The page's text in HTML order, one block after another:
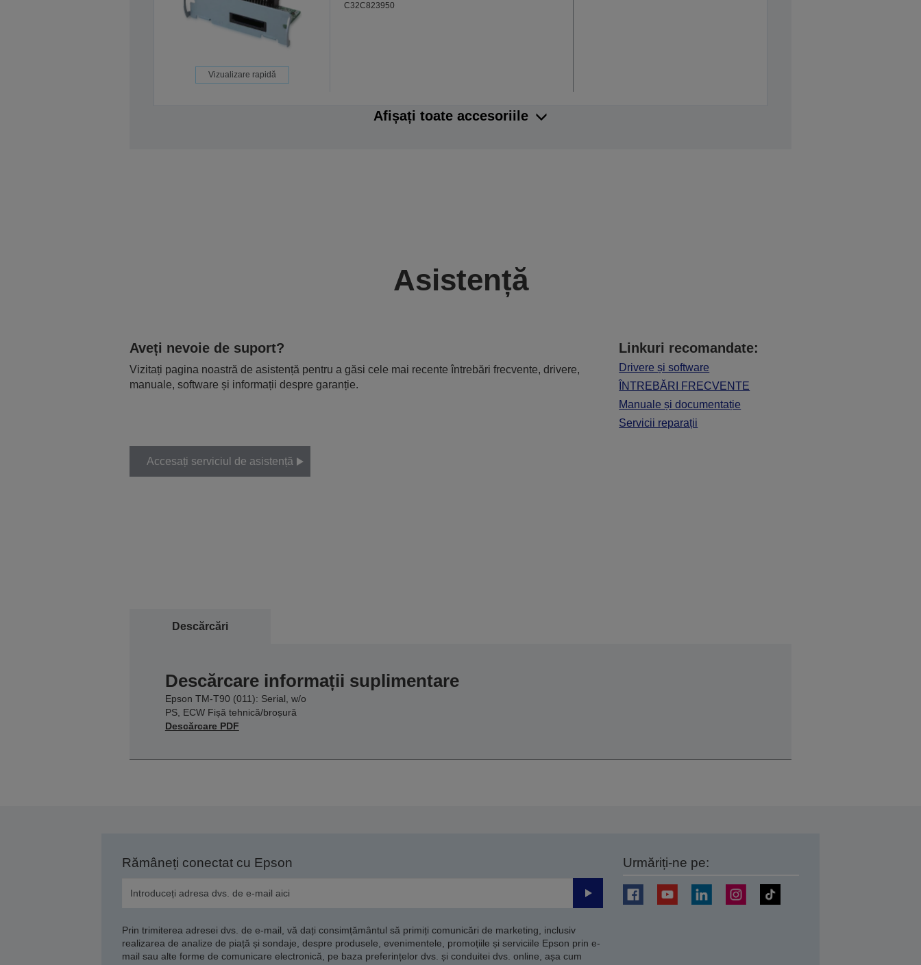
Vizualizare rapidă
C32C823950
Afișați toate accesoriile
Asistență
Aveți nevoie de suport?
Vizitați pagina noastră de asistență pentru a găsi cele mai recente întrebări frecvente, drivere,
manuale, software și informații despre garanție.
Linkuri recomandate:
Drivere și software
ÎNTREBĂRI FRECVENTE
Manuale și documentație
Servicii reparații
Accesați serviciul de asistență
Descărcări
Descărcare informații suplimentare
Epson TM-T90 (011): Serial, w/o
PS, ECW Fișă tehnică/broșură
Descărcare PDF
Rămâneți conectat cu Epson
Trimiteți
Prin trimiterea adresei dvs. de e-mail, vă dați consimțământul să primiți comunicări de marketing, inclusiv
realizarea de analize de piață și sondaje, despre produsele, evenimentele, promoțiile și serviciile Epson prin e-
mail sau alte forme de comunicare electronică, pe baza preferințelor dvs. și conduitei dvs. online, așa cum
Urmăriți-ne pe: